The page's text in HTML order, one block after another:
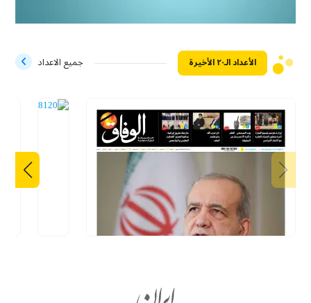
الأعداد الـ۲۰ الأخيرة جميع الاعداد